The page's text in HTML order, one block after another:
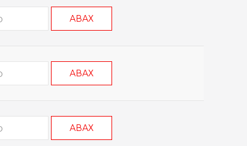
АВАХ
АВАХ
АВАХ